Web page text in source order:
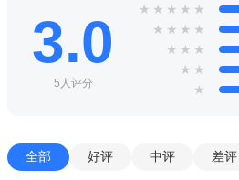
3.0
5人评分
★ ★ ★ ★ ★
★ ★ ★ ★
★ ★ ★
★ ★
★
全部 好评 中评 差评